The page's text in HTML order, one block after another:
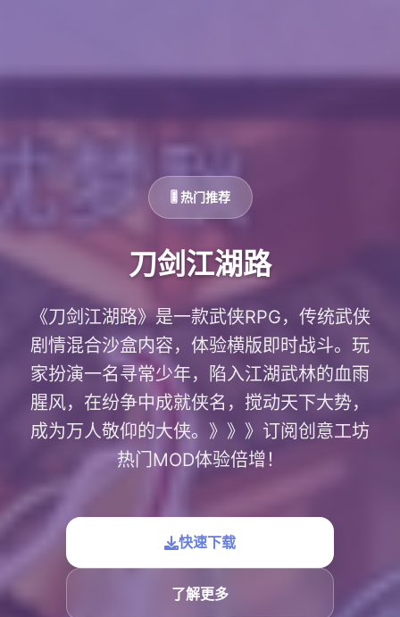
🎚️ 热门推荐
刀剑江湖路
《刀剑江湖路》是一款武侠RPG，传统武侠
剧情混合沙盒内容，体验横版即时战斗。玩
家扮演一名寻常少年，陷入江湖武林的血雨
腥风，在纷争中成就侠名，搅动天下大势，
成为万人敬仰的大侠。》》》订阅创意工坊
热门MOD体验倍增！
快速下载
了解更多